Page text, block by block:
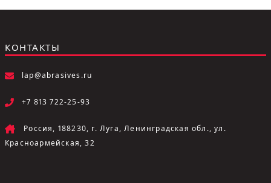
КОНТАКТЫ
lap@abrasives.ru
+7 813 722-25-93
Россия, 188230, г. Луга, Ленинградская обл., ул.
Красноармейская, 32